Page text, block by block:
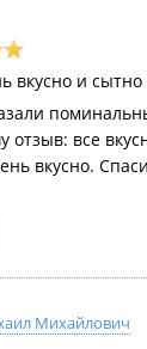
вкусно и сытно
все
вкусно.
Михайлович